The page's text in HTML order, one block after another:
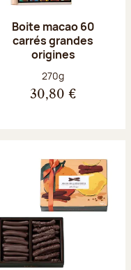
Boite macao 60
carrés grandes
origines
Poids net :
270g
30,80 €